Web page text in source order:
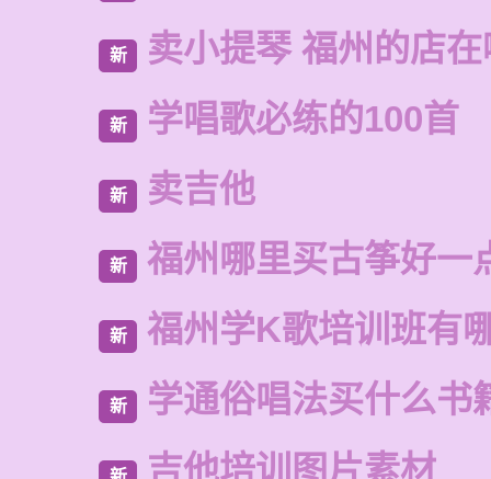
新 卖小提琴 福州的店
新 学唱歌必练的100首
新 卖吉他
新 福州哪里买古筝好一
新 福州学K歌培训班有
新 学通俗唱法买什么书
吉他培训图片素材